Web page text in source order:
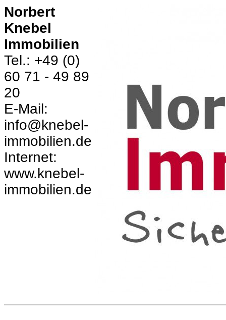
Norbert
Knebel
Immobilien
Tel.: +49 (0)
60 71 - 49 89
20
E-Mail:
info@knebel-
immobilien.de
Internet:
www.knebel-
immobilien.de